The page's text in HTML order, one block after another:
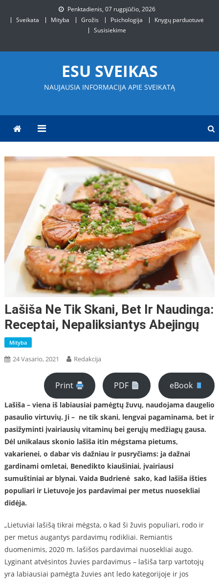
Penktadienis, 07 rugpjūčio, 2026
Sveikata
Mityba Grožis Psichologija
Knygų parduotuvė
Susisiekime
ESU SVEIKAS
NAUJAUSIA INFORMACIJA APIE SVEIKATĄ
Lašiša Ne Tik Skani, Bet Ir Naudinga:
Receptai, Nepaliksiantys Abejingų
Mityba
24 Vasario, 2021 Redakcija
Print PDF eBook
Lašiša – viena iš labiausiai pamėgtų žuvų, naudojama daugelio
pasaulio virtuvių. Ji – ne tik skani, lengvai pagaminama, bet ir
pasižyminti įvairiausių vitaminų bei gerųjų medžiagų gausa.
Dėl unikalaus skonio lašiša itin mėgstama pietums,
vakarienei, o dabar vis dažniau ir pusryčiams: ja dažnai
gardinami omletai, Benedikto kiaušiniai, įvairiausi
sumuštiniai ar blynai. Vaida Budrienė sako, kad lašiša išties
populiari ir Lietuvoje jos pardavimai per metus nuosekliai
didėja.
„Lietuviai lašišą tikrai mėgsta, o kad ši žuvis populiari, rodo ir
per metus augantys pardavimų rodikliai. Remiantis
duomenimis, 2020 m. lašišos pardavimai nuosekliai augo.
Lyginant atvėsintos žuvies pardavimus – lašiša tarp vartotojų
yra labiausiai pamėgta žuvies ant ledo kategorijoje ir jos